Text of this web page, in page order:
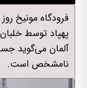
پهپاد توسط
آلمان می‌گوید
نامشخص است.